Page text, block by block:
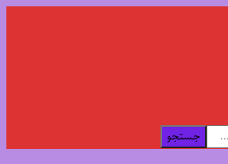
جستجو